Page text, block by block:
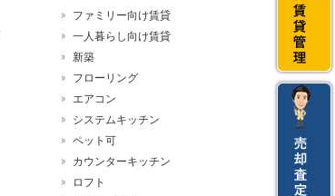
ファミリー向け賃貸
一人暮らし向け賃貸
新築
フローリング
エアコン
システムキッチン
ペット可
カウンターキッチン
ロフト